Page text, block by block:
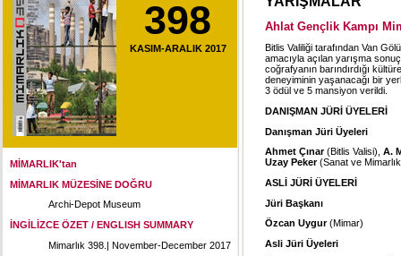
398
KASIM-ARALIK 2017
MİMARLIK'tan
MİMARLIK MÜZESİNE DOĞRU
Archi-Depot Museum
İNGİLİZCE ÖZET / ENGLISH SUMMARY
Mimarlık 398.| November-December 2017
Ahlat Gençlik Kampı
Bitlis Valiliği tarafından Van
amacıyla açılan yarışma
coğrafyanın barındırdığı
deneyiminin yaşanacağı bir
3 ödül ve 5 mansiyon verildi.
DANIŞMAN JÜRİ ÜYELERİ
Danışman Jüri Üyeleri
Ahmet Çınar(Bitlis Valisi), A.
Uzay Peker(Sanat ve
ASLİ JÜRİ ÜYELERİ
Jüri Başkanı
Özcan Uygur(Mimar)
Asli Jüri Üyeleri